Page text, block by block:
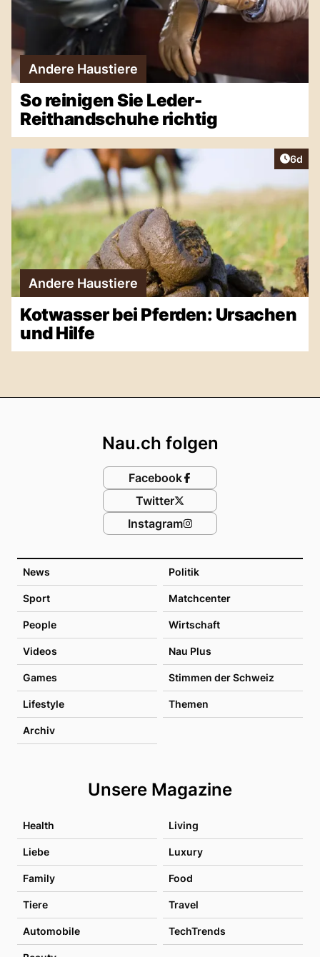
Andere Haustiere
So reinigen Sie Leder-
Reithandschuhe richtig
6d
Andere Haustiere
Kotwasser bei Pferden: Ursachen
und Hilfe
News Politik
Sport Matchcenter
People Wirtschaft
Videos Nau Plus
Games Stimmen der Schweiz
Lifestyle Themen
Archiv
Unsere Magazine
Health Living
Liebe Luxury
Family Food
Tiere Travel
Automobile TechTrends
Nau.ch folgen
Facebook
Twitter
Instagram